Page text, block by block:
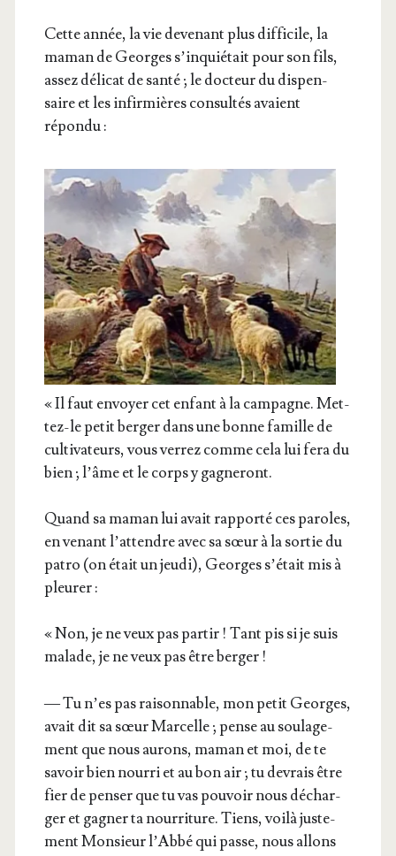
Cette année, la vie deve­nant plus dif­fi­cile, la
maman de Georges s’in­quié­tait pour son fils,
assez déli­cat de san­té ; le doc­teur du dis­pen­
saire et les infir­mières consul­tés avaient
répondu :
« Il faut envoyer cet enfant à la cam­pagne. Met­
tez-le petit ber­ger dans une bonne famille de
culti­va­teurs, vous ver­rez comme cela lui fera du
bien ; l’âme et le corps y gagneront.
Quand sa maman lui avait rap­por­té ces paroles,
en venant l’at­tendre avec sa sœur à la sor­tie du
patro (on était un jeu­di), Georges s’é­tait mis à
pleurer :
« Non, je ne veux pas par­tir ! Tant pis si je suis
malade, je ne veux pas être berger !
— Tu n’es pas rai­son­nable, mon petit Georges,
avait dit sa sœur Mar­celle ; pense au sou­la­ge­
ment que nous aurons, maman et moi, de te
savoir bien nour­ri et au bon air ; tu devrais être
fier de pen­ser que tu vas pou­voir nous déchar­
ger et gagner ta nour­ri­ture. Tiens, voi­là jus­te­
ment Mon­sieur l’Ab­bé qui passe, nous allons